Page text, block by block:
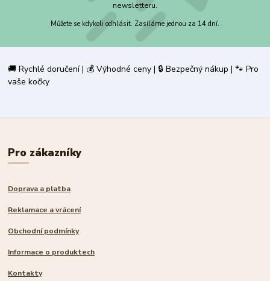
newsletteru.
Můžete se kdykoli odhlásit. Zasíláme jednou za 14 dní.
🚚 Rychlé doručení | 💰 Výhodné ceny | 🔒 Bezpečný nákup | 🐾 Pro
vaše kočky
Pro zákazníky
Doprava a platba
Reklamace a vrácení
Obchodní podmínky
Informace o produktech
Kontakty